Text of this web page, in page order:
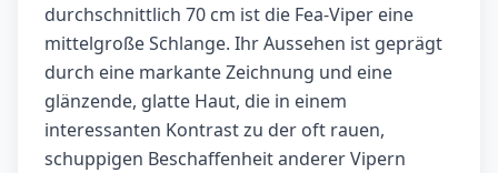
durchschnittlich 70 cm ist die Fea-Viper eine
mittelgroße Schlange. Ihr Aussehen ist geprägt
durch eine markante Zeichnung und eine
glänzende, glatte Haut, die in einem
interessanten Kontrast zu der oft rauen,
schuppigen Beschaffenheit anderer Vipern